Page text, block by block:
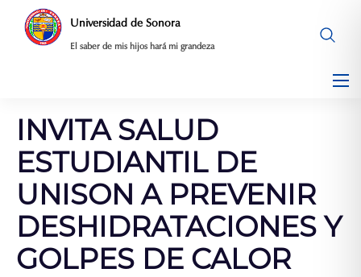
Saltar
contenido
Universidad de Sonora
El saber de mis hijos hará mi grandeza
INVITA SALUD
ESTUDIANTIL DE
UNISON A PREVENIR
DESHIDRATACIONES Y
GOLPES DE CALOR